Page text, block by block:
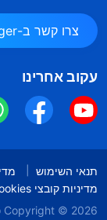
צרו קשר ב-Messenger
עקוב אחרינו
תנאי השימוש
מדיניות קובצי Cookies
Copyright © 2026